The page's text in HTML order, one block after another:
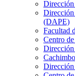
Dirección
(DAPE)
Facultad
Centro